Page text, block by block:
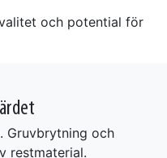
och potential för
Gruvbrytning och
restmaterial.